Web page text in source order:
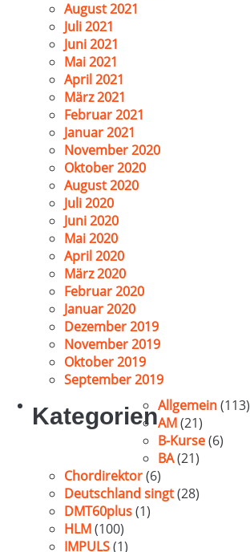
August 2021
Juli 2021
Juni 2021
Mai 2021
April 2021
März 2021
Februar 2021
Januar 2021
November 2020
Oktober 2020
August 2020
Juli 2020
Juni 2020
Mai 2020
April 2020
März 2020
Februar 2020
Januar 2020
Dezember 2019
November 2019
Oktober 2019
September 2019
KategorienAllgemein(113)
AM(21)
B-Kurse(6)
BA(21)
Chordirektor(6)
Deutschland singt(28)
DMT60plus(1)
HLM(100)
IMPULS(1)